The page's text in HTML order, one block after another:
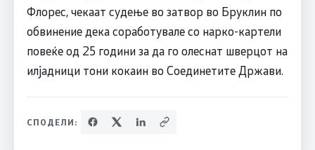
Флорес, чекаат судење во затвор во Бруклин по
обвинение дека соработувале со нарко-картели
повеќе од 25 години за да го олеснат шверцот на
илјадници тони кокаин во Соединетите Држави.
СПОДЕЛИ: